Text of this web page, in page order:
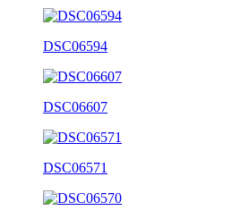
DSC06594
DSC06607
DSC06571